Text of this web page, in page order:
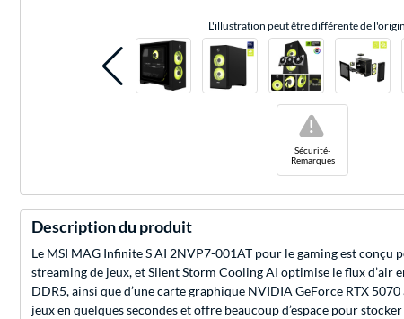
L'illustration peut être différente de
Sécurité-
Remarques
!
Description du produit
Le MSI MAG Infinite S AI 2NVP7-001AT pour le gaming est
streaming de jeux, et Silent Storm Cooling AI optimise le flux d’air
DDR5, ainsi que d’une carte graphique NVIDIA GeForce RTX
jeux en quelques secondes et offre beaucoup d’espace pour